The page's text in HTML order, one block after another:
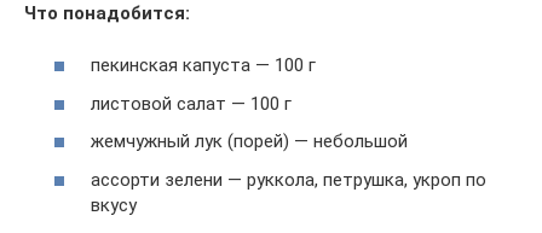
Что понадобится:
пекинская капуста — 100 г
листовой салат — 100 г
жемчужный лук (порей) — небольшой
ассорти зелени — руккола, петрушка, укроп по
вкусу